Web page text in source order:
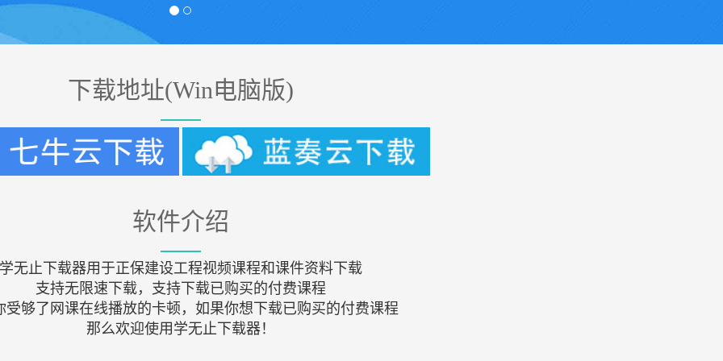
下载地址(Win电脑版)
软件介绍
学无止下载器用于正保建设工程视频课程和课件资料下载
支持无限速下载，支持下载已购买的付费课程
受够了网课在线播放的卡顿，如果你想下载已购买的付费课程
那么欢迎使用学无止下载器！